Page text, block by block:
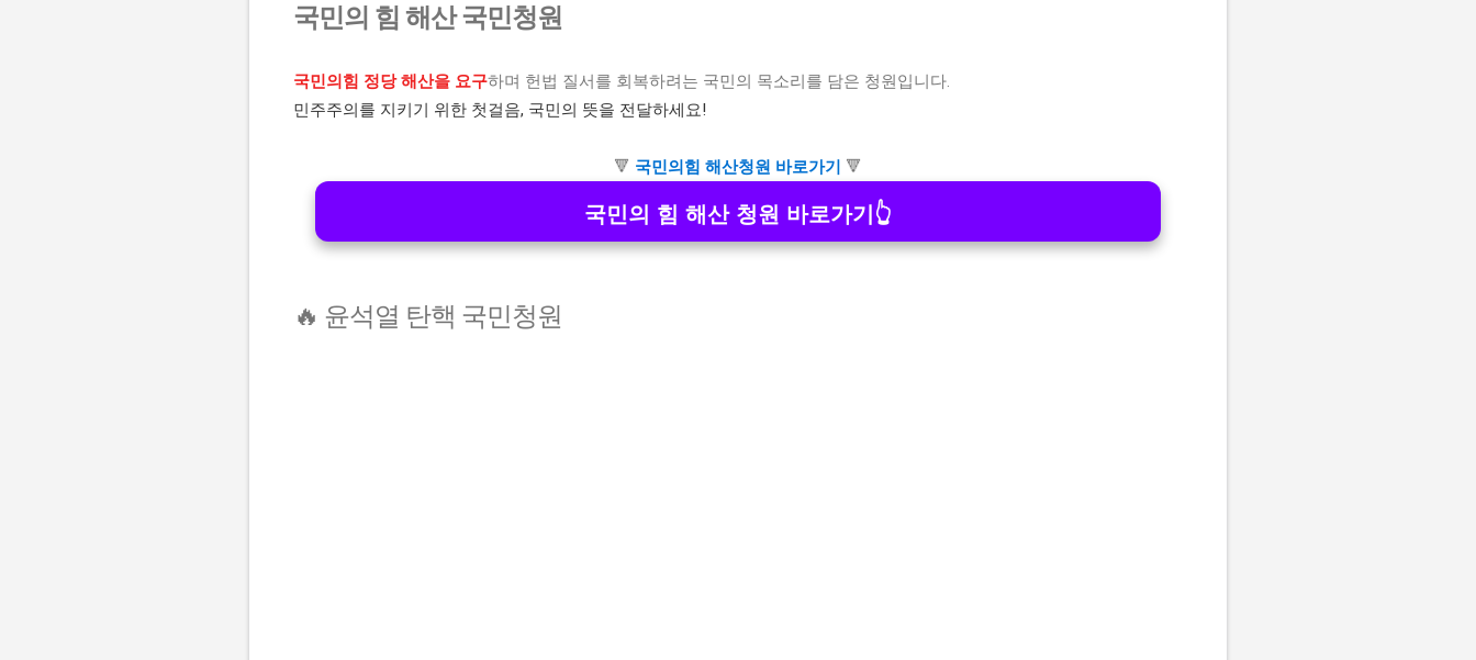
국민의 힘 해산 국민청원
국민의힘 정당 해산을 요구하며 헌법 질서를 회복하려는 국민의 목소리를 담은 청원입니다.
민주주의를 지키기 위한 첫걸음, 국민의 뜻을 전달하세요!
🔻 국민의힘 해산청원 바로가기 🔻
국민의 힘 해산 청원 바로가기👆
🔥 윤석열 탄핵 국민청원